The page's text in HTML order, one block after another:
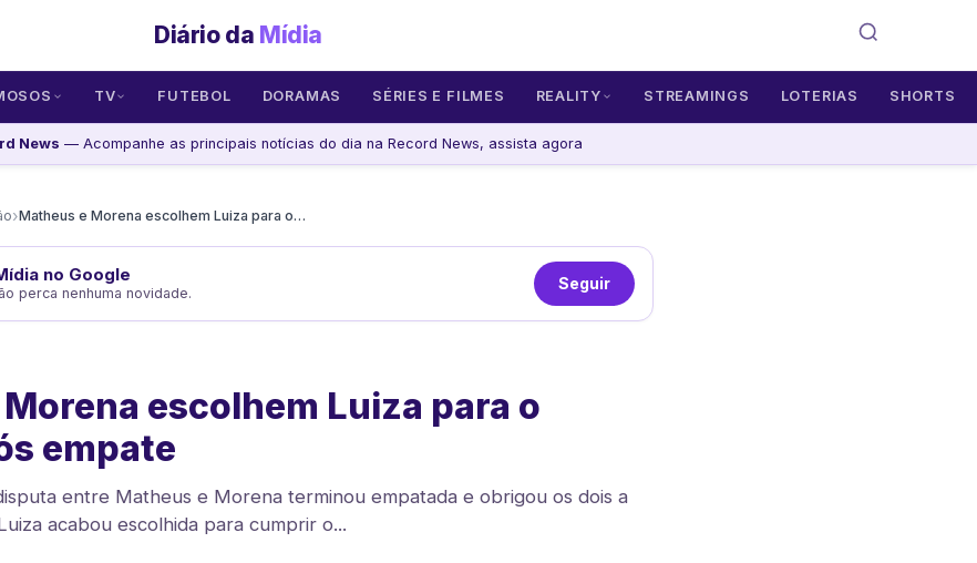
Diário da Mídia
TV FUTEBOL DORAMAS SÉRIES E FILMES REALITY STREAMINGS LOTERIAS SHORTS
News — Acompanhe as principais notícias do dia na Record News, assista agora
› Matheus e Morena escolhem Luiza para o trampo após empate
no Google
perca nenhuma novidade.
Seguir
escolhem Luiza para o
empate
entre Matheus e Morena terminou empatada e obrigou os dois a
acabou escolhida para cumprir o...